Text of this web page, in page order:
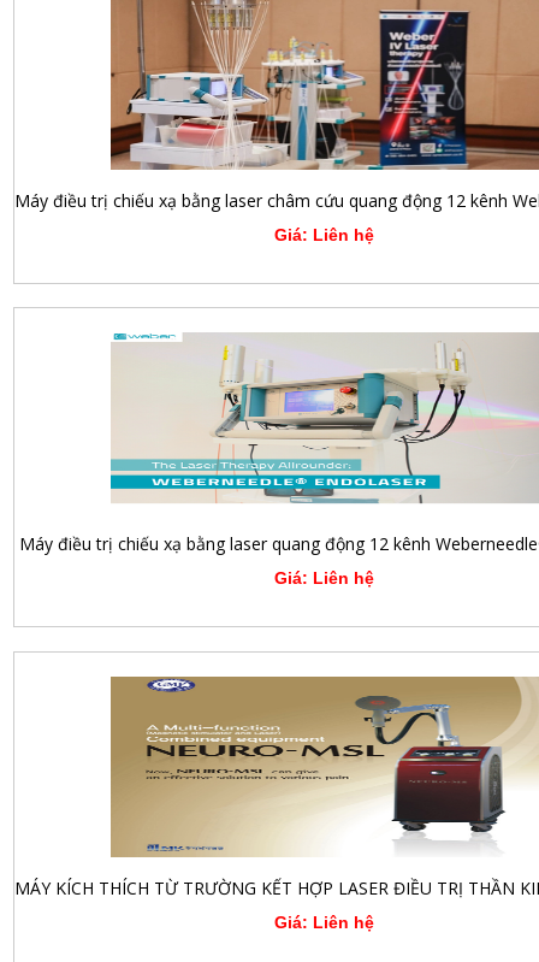
Giá: Liên hệ
Máy điều trị chiếu xạ bằng laser quang động 12 kênh
Giá: Liên hệ
Giá: Liên hệ